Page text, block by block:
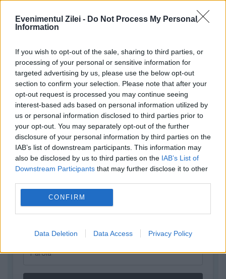
Evenimentul Zilei - Do Not Process My Personal
Information
If you wish to opt-out of the sale, sharing to third parties, or
processing of your personal or sensitive information for
targeted advertising by us, please use the below opt-out
section to confirm your selection. Please note that after your
opt-out request is processed you may continue seeing
interest-based ads based on personal information utilized by
us or personal information disclosed to third parties prior to
your opt-out. You may separately opt-out of the further
disclosure of your personal information by third parties on the
IAB’s list of downstream participants. This information may
also be disclosed by us to third parties on the IAB’s List of
Downstream Participants that may further disclose it to other
CONFIRM
Data Deletion Data Access Privacy Policy
Trebuie să fii autentificat pentru a
lăsa un comentariu.
Autentificare Înregistrare